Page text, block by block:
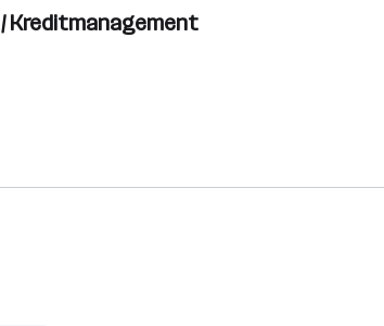
Kreditmanagement